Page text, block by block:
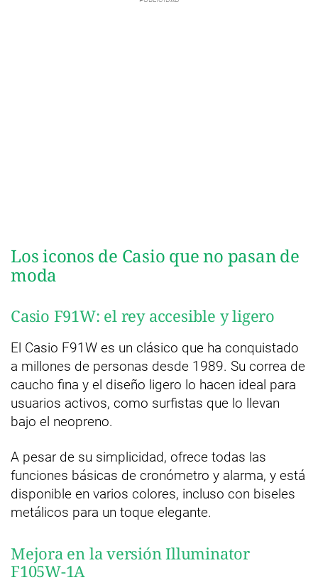
Los iconos de Casio que no pasan de
moda
Casio F91W: el rey accesible y ligero
El Casio F91W es un clásico que ha conquistado
a millones de personas desde 1989. Su correa de
caucho fina y el diseño ligero lo hacen ideal para
usuarios activos, como surfistas que lo llevan
bajo el neopreno.
A pesar de su simplicidad, ofrece todas las
funciones básicas de cronómetro y alarma, y está
disponible en varios colores, incluso con biseles
metálicos para un toque elegante.
Mejora en la versión Illuminator
F105W-1A